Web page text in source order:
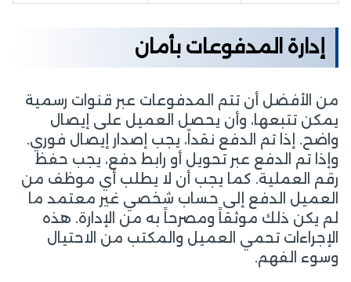
إدارة المدفوعات بأمان
من الأفضل أن تتم المدفوعات عبر قنوات رسمية
يمكن تتبعها، وأن يحصل العميل على إيصال
واضح. إذا تم الدفع نقداً، يجب إصدار إيصال فوري.
وإذا تم الدفع عبر تحويل أو رابط دفع، يجب حفظ
رقم العملية. كما يجب أن لا يطلب أي موظف من
العميل الدفع إلى حساب شخصي غير معتمد ما
لم يكن ذلك موثقاً ومصرحاً به من الإدارة. هذه
الإجراءات تحمي العميل والمكتب من الاحتيال
وسوء الفهم.